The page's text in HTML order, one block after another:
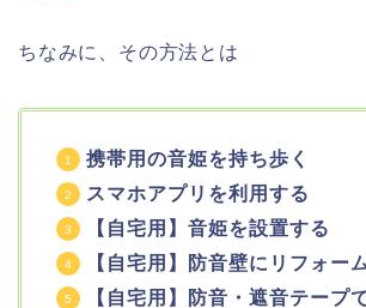
ちなみに、その方法とは
携帯用の音姫を持ち歩く
スマホアプリを利用する
【自宅用】音姫を設置する
【自宅用】防音壁にリフォー
【自宅用】防音・遮音テープ